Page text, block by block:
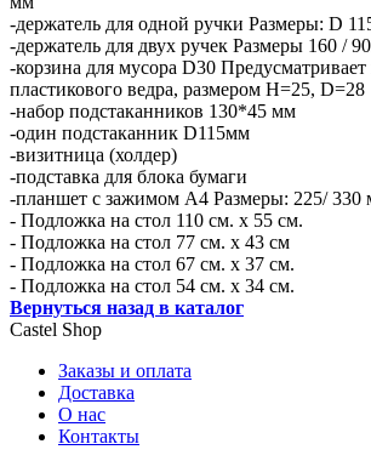
-держатель для одной ручки Размеры: D
-держатель для двух ручек Размеры 160 /
-корзина для мусора D30 Предусматривает
пластикового ведра, размером H=25, D=28
-набор подстаканников 130*45 мм
-один подстаканник D115мм
-визитница (холдер)
-подставка для блока бумаги
-планшет с зажимом А4 Размеры: 225/ 330
- Подложка на стол 110 см. х 55 см.
- Подложка на стол 77 см. х 43 см
- Подложка на стол 67 см. х 37 см.
- Подложка на стол 54 см. х 34 см.
Вернуться назад в каталог
Castel Shop
Заказы и оплата
Доставка
О нас
Контакты